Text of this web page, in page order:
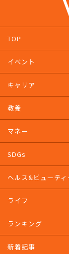
TOP
イベント
キャリア
教養
マネー
SDGs
ヘルス&ビューティ
ライフ
ランキング
新着記事